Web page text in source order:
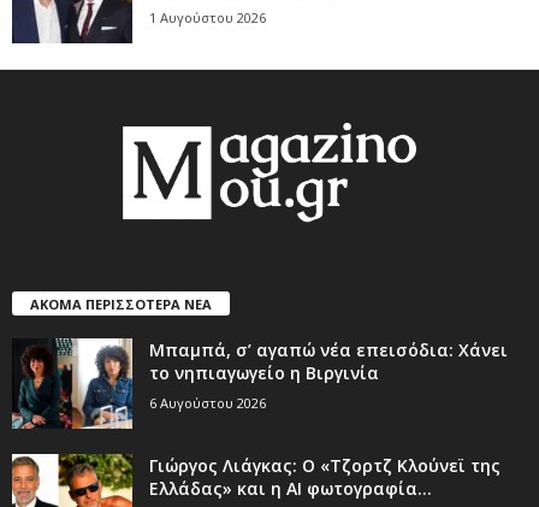
1 Αυγούστου 2026
ΑΚΟΜΑ ΠΕΡΙΣΣΟΤΕΡΑ ΝΕΑ
Μπαμπά, σ’ αγαπώ νέα επεισόδια: Χάνει
το νηπιαγωγείο η Βιργινία
6 Αυγούστου 2026
Γιώργος Λιάγκας: Ο «Τζορτζ Κλούνεϊ της
Ελλάδας» και η AI φωτογραφία...